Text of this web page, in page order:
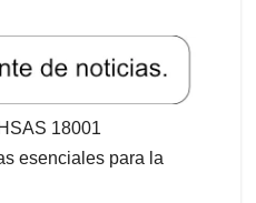
18001
esenciales para la